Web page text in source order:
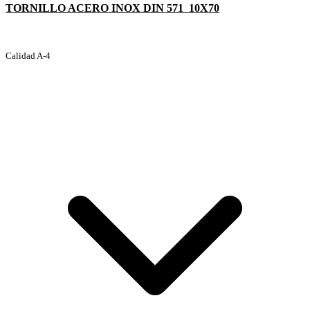
TORNILLO ACERO INOX DIN 571 10X70
Calidad A-4